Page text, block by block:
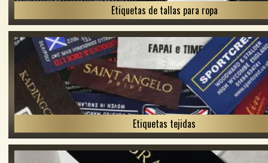
Etiquetas de tallas para ropa
Etiquetas tejidas